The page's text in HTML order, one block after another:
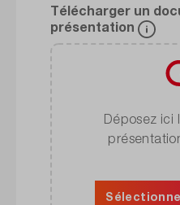
Télécharger un
présentation
Déposez ici